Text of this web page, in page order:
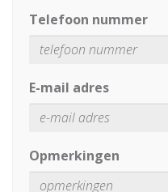
Telefoon nummer
E-mail adres
Opmerkingen